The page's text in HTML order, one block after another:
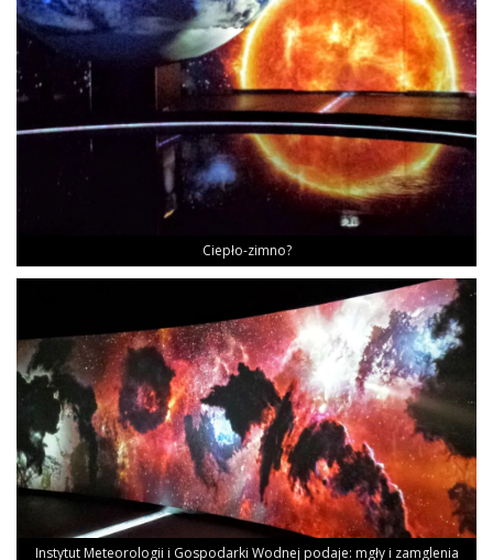
Cie­pło-zim­no?
Insty­tut Mete­oro­lo­gii i Gospo­dar­ki Wod­nej poda­je: mgły i zamglenia